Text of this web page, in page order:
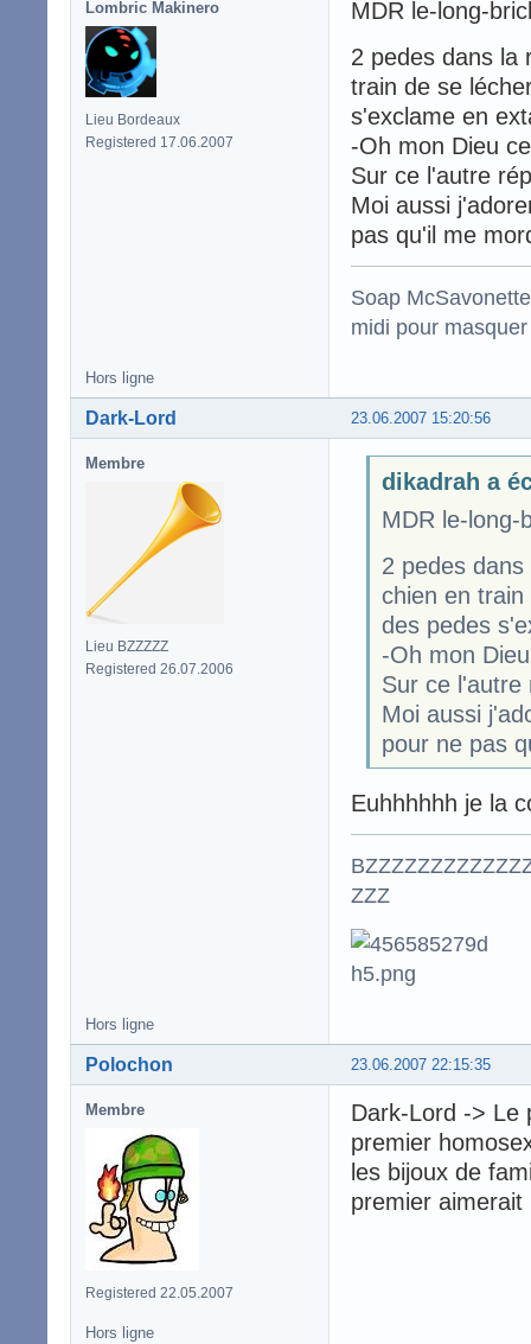
Lombric Makinero
Lieu Bordeaux
Registered 17.06.2007
MDR le-long-
2 pedes dans la
train de se
s'exclame en
-Oh mon Dieu
Sur ce l'autre
Moi aussi
pas qu'il me
Soap
midi pour
Hors ligne
23.06.2007 15:20:56
Dark-Lord
Membre
Lieu BZZZZZ
Registered 26.07.2006
dikadrah a
MDR le-long-
2 pedes
chien en
des pedes
-Oh mon
Sur ce l'autre
Moi aussi
pour ne pas
Euhhhhhh je la
ZZZ
Hors ligne
23.06.2007 22:15:35
Polochon
Membre
Registered 22.05.2007
Dark-Lord -> Le
premier
les bijoux de
premier
Hors ligne